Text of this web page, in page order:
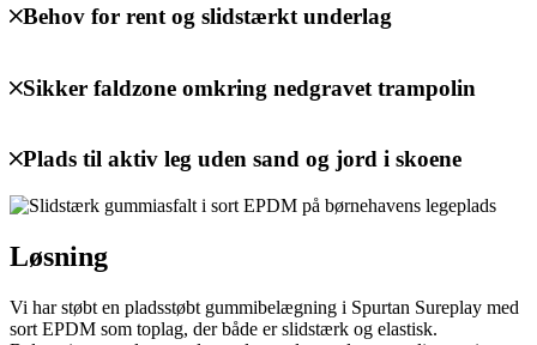
Behov for rent og slidstærkt underlag
Sikker faldzone omkring nedgravet trampolin
Plads til aktiv leg uden sand og jord i skoene
Løsning
Vi har støbt en pladsstøbt gummibelægning i Spurtan Sureplay med
sort EPDM som toplag, der både er slidstærk og elastisk.